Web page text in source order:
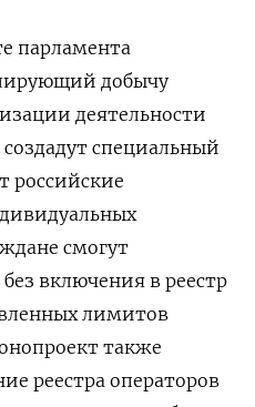
парламента
добычу
деятельности
специальный
российские
смогут
включения в реестр
лимитов
также
реестра операторов